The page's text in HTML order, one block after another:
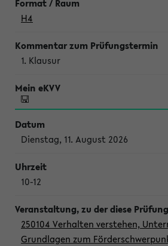
H4
1. Klausur
Dienstag, 11. August 2026
10-12
250104 Verhalten verstehen,
Grundlagen zum